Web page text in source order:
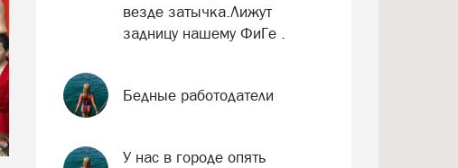
везде затычка.Лижут
задницу нашему ФиГе .
Бедные работодатели
У нас в городе опять